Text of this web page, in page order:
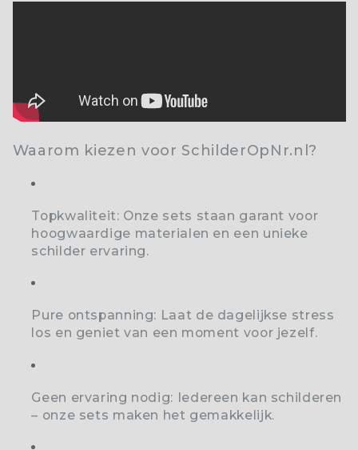
Waarom kiezen voor SchilderOpNr.nl?
Topkwaliteit: Onze sets staan garant voor
hoogwaardige materialen en een unieke
schilder ervaring.
Pure ontspanning: Laat de dagelijkse stress
los en geniet van een moment voor jezelf.
Geen ervaring nodig: Iedereen kan schilderen
– onze sets maken het gemakkelijk.